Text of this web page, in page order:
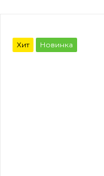
Хит Новинка